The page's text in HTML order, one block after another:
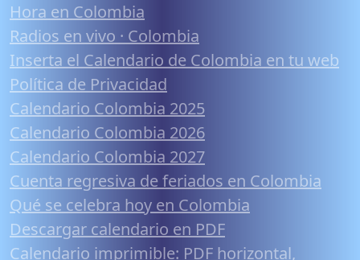
Hora en Colombia
Radios en vivo · Colombia
Inserta el Calendario de Colombia en tu web
Política de Privacidad
Calendario Colombia 2025
Calendario Colombia 2026
Calendario Colombia 2027
Cuenta regresiva de feriados en Colombia
Qué se celebra hoy en Colombia
Descargar calendario en PDF
Calendario imprimible: PDF horizontal,